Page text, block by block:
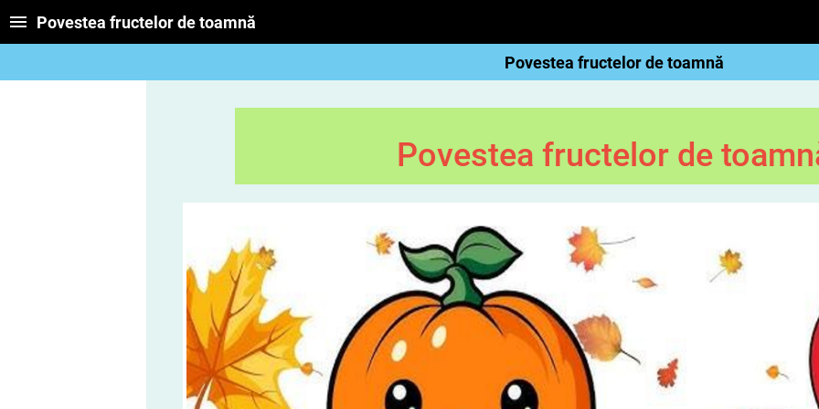
Povestea fructelor de toamnă
Povestea fructelor de toamnă
Povestea fructelor de